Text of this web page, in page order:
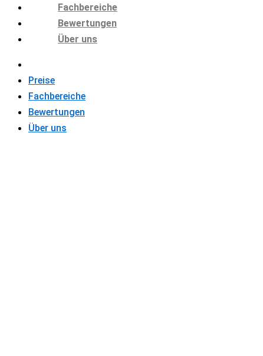
Fachbereiche
Bewertungen
Über uns
Preise
Fachbereiche
Bewertungen
Über uns